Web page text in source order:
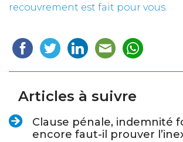
recouvrement est fait pour vous.
Articles à suivre
Clause pénale, indemnité
encore faut-il prouver